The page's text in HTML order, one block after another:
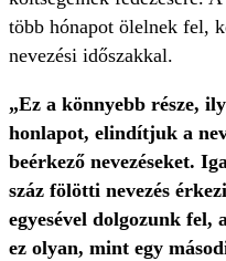
több hónapot ölelnek fel,
nevezési időszakkal.
„Ez a könnyebb része,
honlapot, elindítjuk a
beérkező nevezéseket.
száz fölötti nevezés
egyesével dolgozunk
ez olyan, mint egy